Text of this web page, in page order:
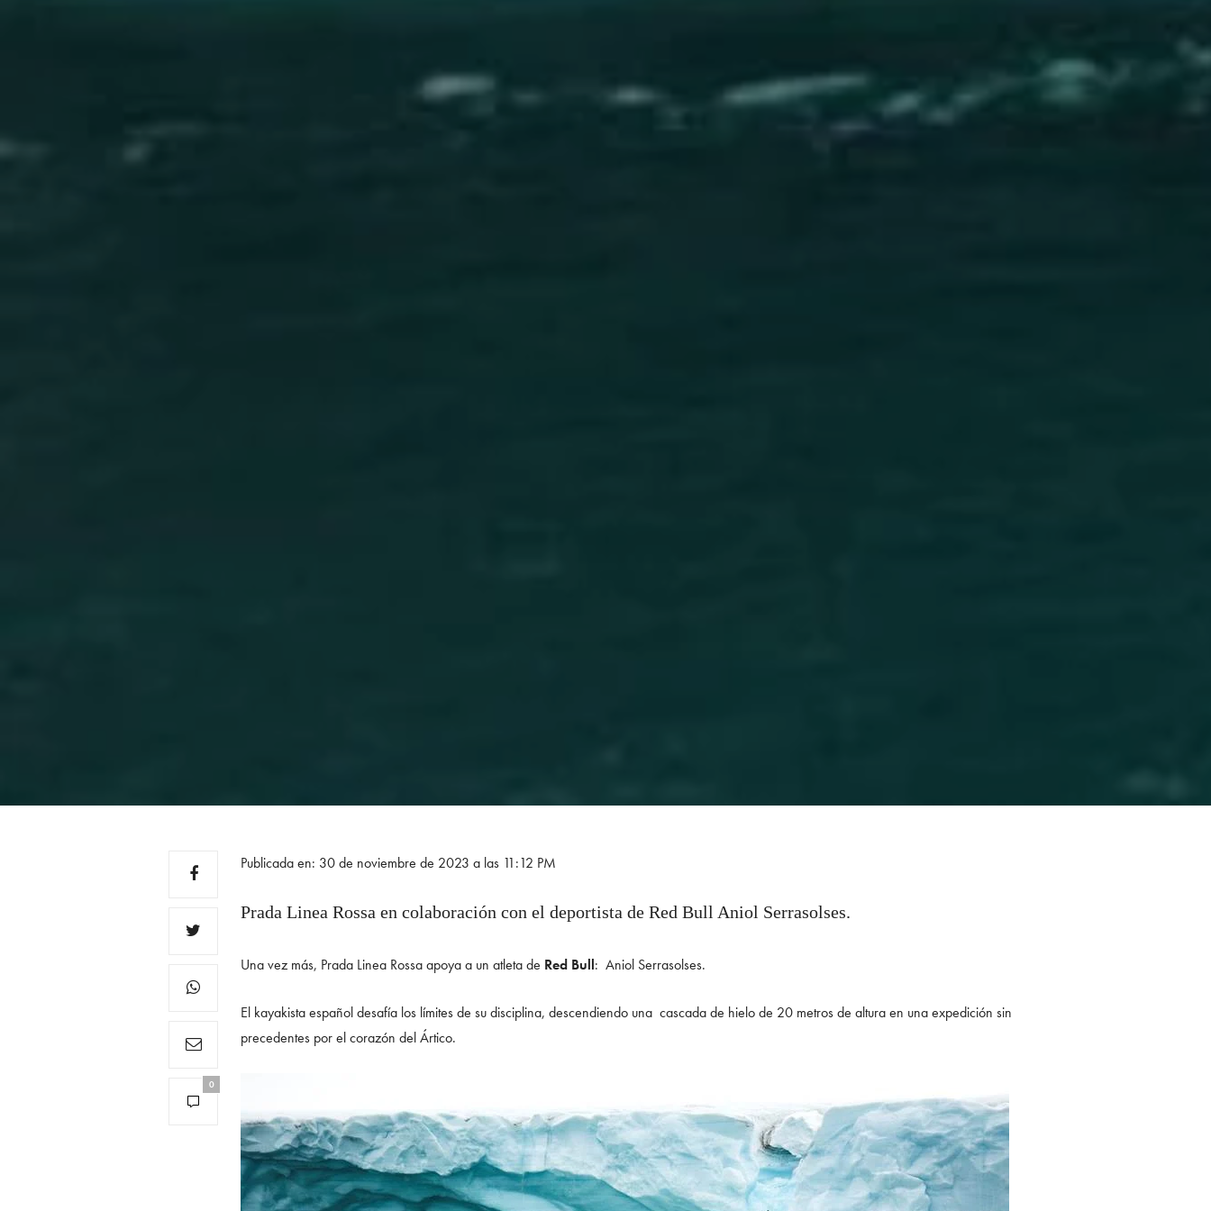
0
Publicada en: 30 de noviembre de 2023 a las 11:12 PM
Prada Linea Rossa en colaboración con el deportista de Red Bull Aniol Serrasolses.
Una vez más, Prada Linea Rossa apoya a un atleta de Red Bull: Aniol Serrasolses.
El kayakista español desafía los límites de su disciplina, descendiendo una cascada de hielo de 20 metros de altura en una expedición sin
precedentes por el corazón del Ártico.